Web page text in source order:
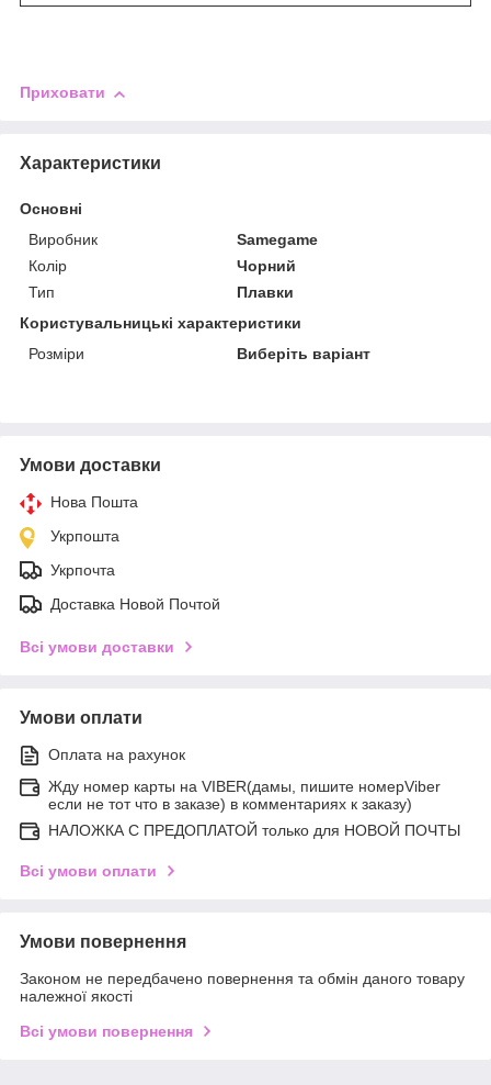
Приховати
Характеристики
Основні
Виробник
Samegame
Колір
Чорний
Тип
Плавки
Користувальницькі характеристики
Розміри
Виберіть варіант
Умови доставки
Нова Пошта
Укрпошта
Укрпочта
Доставка Новой Почтой
Всі умови доставки
Умови оплати
Оплата на рахунок
Жду номер карты на VIBER(дамы, пишите номерViber
если не тот что в заказе) в комментариях к заказу)
НАЛОЖКА С ПРЕДОПЛАТОЙ только для НОВОЙ ПОЧТЫ
Всі умови оплати
Умови повернення
Законом не передбачено повернення та обмін даного товару
належної якості
Всі умови повернення